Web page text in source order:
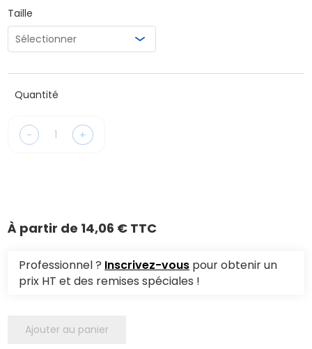
Taille
Quantité
- +
À partir de 14,06 € TTC
Professionnel ? Inscrivez-vous pour obtenir un
prix HT et des remises spéciales !
Ajouter au panier